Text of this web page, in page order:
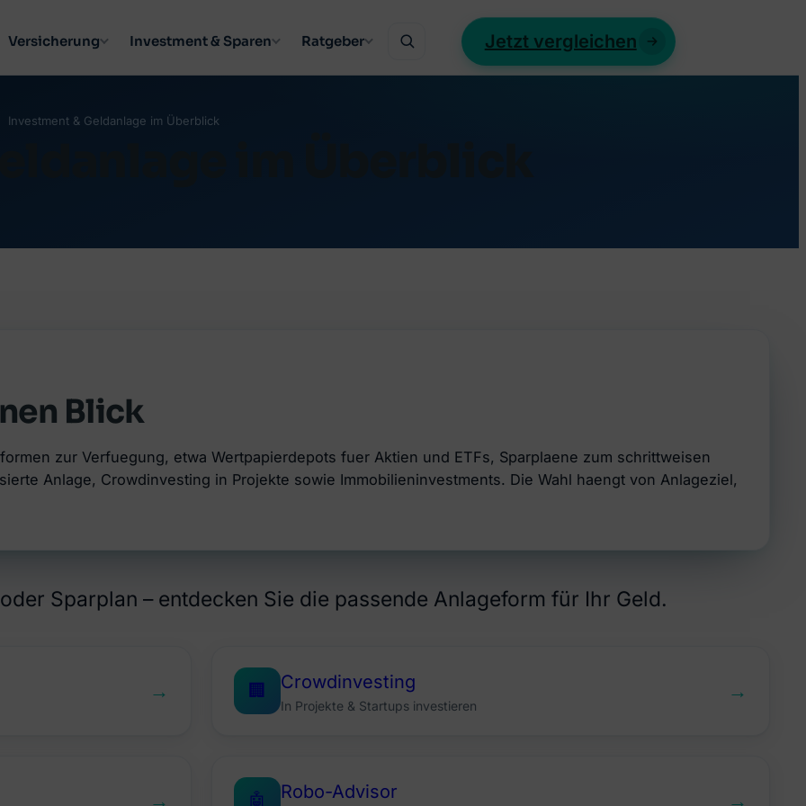
Versicherung Investment & Sparen Ratgeber Jetzt vergleichen
Investment & Geldanlage im Überblick
Blick
zur Verfuegung, etwa Wertpapierdepots fuer Aktien und ETFs, Sparplaene zum schrittweisen
Anlage, Crowdinvesting in Projekte sowie Immobilieninvestments. Die Wahl haengt von Anlageziel,
Sparplan – entdecken Sie die passende Anlageform für Ihr Geld.
→ 🏢 Crowdinvesting
In Projekte & Startups investieren
→
→ 🤖 Robo-Advisor →